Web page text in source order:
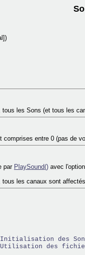
les Sons (et tous les
comprises entre 0 (pas de
par PlaySound() avec
tous les canaux sont
des
des